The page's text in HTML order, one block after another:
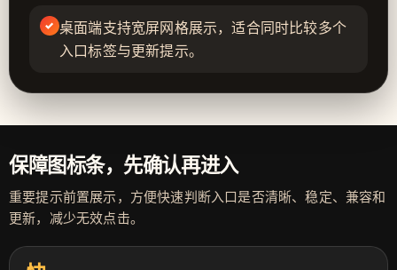
桌面端支持宽屏网格展示，适合同时比较多个
入口标签与更新提示。
保障图标条，先确认再进入
重要提示前置展示，方便快速判断入口是否清晰、稳定、兼容和
更新，减少无效点击。